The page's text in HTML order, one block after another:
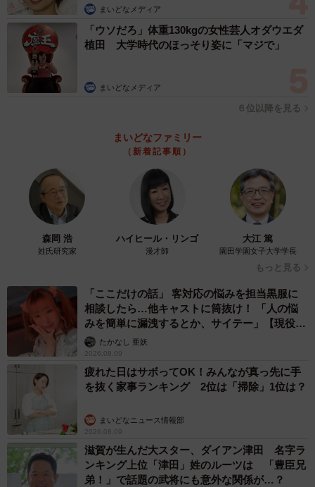
まいどなメディア
「ウソだろ」体重130kgの女性芸人オダウエダ
植田 大学時代のほっそり姿に「マジで」
まいどなメディア
６位以降を見る
まいどなファミリー
（新着記事順）
森岡 浩
姓氏研究家
ハイヒール・リンゴ
漫才師
大江 篤
園田学園女子大学学長
もっと見る
「ここだけの話」 客対応の悩みを担当黒服に
相談したら…他キャストに筒抜け！ 「人の悩
みを簡単に漏洩するとか、サイテー」【現役キ
ャストに取材】
たかなし 亜妖
2026.08.09
疲れた日はサボってOK！みんなが真っ先に手
を抜く家事ランキング 2位は「掃除」1位は？
まいどなニュース情報部
2026.08.09
滋賀が生んだ大スター、ダイアン津田 名字ラ
ンキング上位「津田」姓のルーツは 「豊臣兄
弟！」で話題の武将にも意外な関係が…？